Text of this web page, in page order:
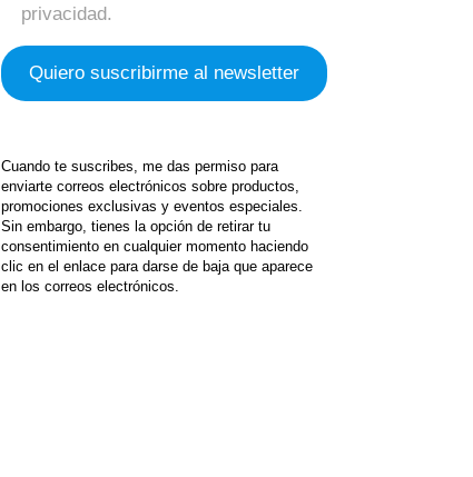
privacidad.
Cuando te suscribes, me das permiso para
enviarte correos electrónicos sobre productos,
promociones exclusivas y eventos especiales.
Sin embargo, tienes la opción de retirar tu
consentimiento en cualquier momento haciendo
clic en el enlace para darse de baja que aparece
en los correos electrónicos.